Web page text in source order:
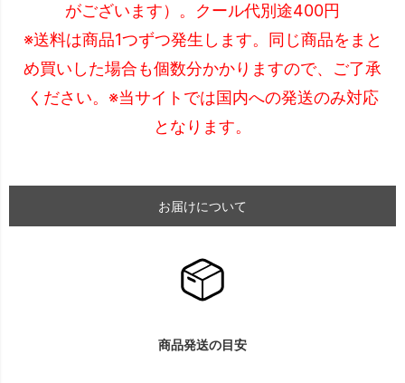
がございます）。クール代別途400円
※送料は商品1つずつ発生します。同じ商品をまと
め買いした場合も個数分かかりますので、ご了承
ください。※当サイトでは国内への発送のみ対応
となります。
お届けについて
商品発送の目安